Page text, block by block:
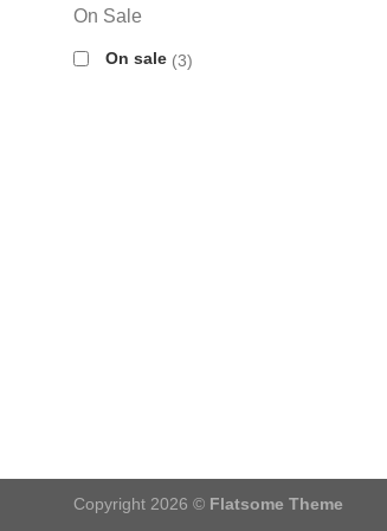
On Sale
On sale 3
Copyright 2026 © Flatsome Theme